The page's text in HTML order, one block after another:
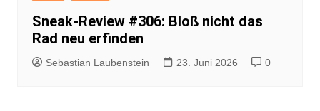
Sneak-Review #306: Bloß nicht das
Rad neu erfinden
Sebastian Laubenstein 23. Juni 2026 0